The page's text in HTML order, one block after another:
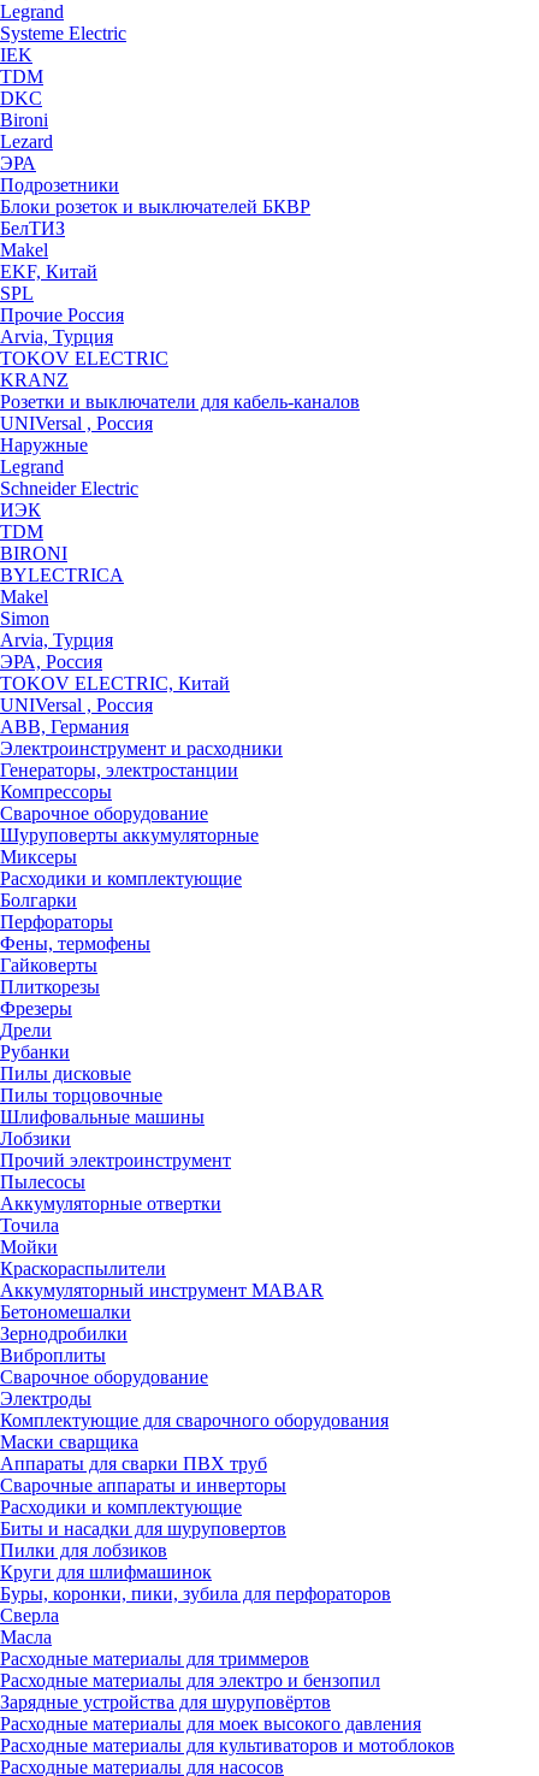
Legrand
Systeme Electric
IEK
TDM
DKC
Bironi
Lezard
ЭРА
Подрозетники
Блоки розеток и выключателей БКВР
БелТИЗ
Makel
EKF, Китай
SPL
Прочие Россия
Arvia, Турция
TOKOV ELECTRIC
KRANZ
Розетки и выключатели для кабель-каналов
UNIVersal , Россия
Наружные
Legrand
Schneider Electric
ИЭК
TDM
BIRONI
BYLECTRICA
Makel
Simon
Arvia, Турция
ЭРА, Россия
TOKOV ELECTRIC, Китай
UNIVersal , Россия
ABB, Германия
Электроинструмент и расходники
Генераторы, электростанции
Компрессоры
Сварочное оборудование
Шуруповерты аккумуляторные
Миксеры
Расходики и комплектующие
Болгарки
Перфораторы
Фены, термофены
Гайковерты
Плиткорезы
Фрезеры
Дрели
Рубанки
Пилы дисковые
Пилы торцовочные
Шлифовальные машины
Лобзики
Прочий электроинструмент
Пылесосы
Аккумуляторные отвертки
Точила
Мойки
Краскораспылители
Аккумуляторный инструмент MABAR
Бетономешалки
Зернодробилки
Виброплиты
Сварочное оборудование
Электроды
Комплектующие для сварочного оборудования
Маски сварщика
Аппараты для сварки ПВХ труб
Сварочные аппараты и инверторы
Расходики и комплектующие
Биты и насадки для шуруповертов
Пилки для лобзиков
Круги для шлифмашинок
Буры, коронки, пики, зубила для перфораторов
Сверла
Масла
Расходные материалы для триммеров
Расходные материалы для электро и бензопил
Зарядные устройства для шуруповёртов
Расходные материалы для моек высокого давления
Расходные материалы для культиваторов и мотоблоков
Расходные материалы для насосов